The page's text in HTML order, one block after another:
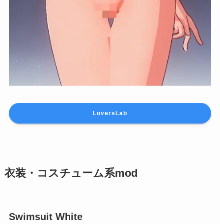
LoversLab
衣装・コスチューム系mod
Swimsuit White